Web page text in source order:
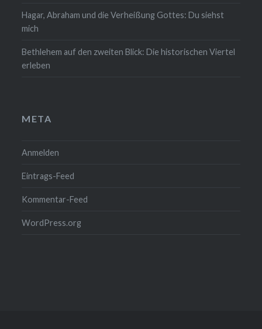
Hagar, Abraham und die Verheißung Gottes: Du siehst
mich
Bethlehem auf den zweiten Blick: Die historischen Viertel
erleben
META
Anmelden
Eintrags-Feed
Kommentar-Feed
WordPress.org